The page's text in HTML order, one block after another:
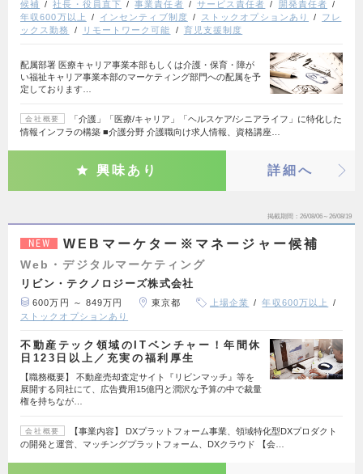
候補 社長・役員直下 事業責任者 サービス責任者
開発責任者
年収600万以上
インセンティブ制度 ストックオプションあり
フレ
ックス勤務
リモートワーク可能 育児支援制度
配属部署 医療キャリア事業本部もしくは介護・保育・障が
い福祉キャリア事業本部のマーケティング部門への配属を予
定しております…
会社概要
「介護」「医療/キャリア」「ヘルスケア/シニアライフ」に特化した
情報インフラの構築 ■介護分野 介護職向け求人情報、資格講座…
興味あり 詳細へ
掲載期間 26/08/06～26/08/19
NEW WEBマーケター※マネージャー候補
Web・デジタルマーケティング
リビン・テクノロジーズ株式会社
600万円 ～ 849万円 東京都 上場企業
年収600万以上
ストックオプションあり
不動産テック領域のITベンチャー！年間休
日123日以上／充実の福利厚生
【職務概要】 不動産売却査定サイト『リビンマッチ』等を
展開する同社にて、広告費用15億円と潤沢な予算の中で裁量
権を持ちなが…
会社概要
【事業内容】 DXプラットフォーム事業、領域特化型DXプロダクト
の開発と運営、マッチングプラットフォーム、DXクラウド 【会…